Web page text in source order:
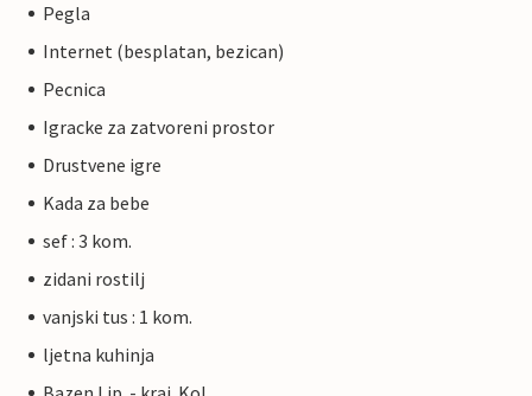
Pegla
Internet (besplatan, bezican)
Pecnica
Igracke za zatvoreni prostor
Drustvene igre
Kada za bebe
sef : 3 kom.
zidani rostilj
vanjski tus : 1 kom.
ljetna kuhinja